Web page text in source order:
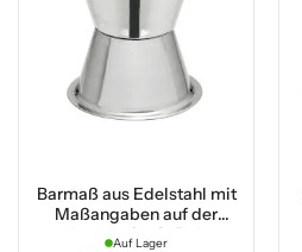
Barmaß aus Edelstahl mit
Maßangaben auf der
Innenseite 3–5 cl
Auf Lager